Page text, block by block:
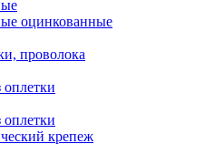
оцинкованные
проволока
оплетки
оплетки
крепеж